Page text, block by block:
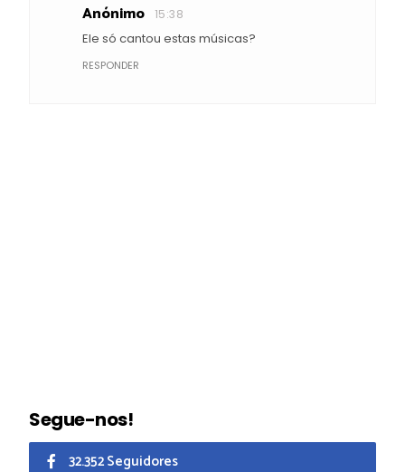
Anónimo 15:38
Ele só cantou estas músicas?
RESPONDER
Segue-nos!
32.352 Seguidores